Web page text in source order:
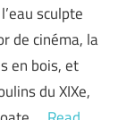
sculpte
de cinéma, la
en bois, et
du XIXe,